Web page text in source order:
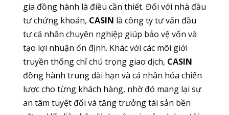
gia đồng hành là điều cần thiết. Đối với nhà đầu
tư chứng khoán, CASIN là công ty tư vấn đầu
tư cá nhân chuyên nghiệp giúp bảo vệ vốn và
tạo lợi nhuận ổn định. Khác với các môi giới
truyền thống chỉ chú trọng giao dịch, CASIN
đồng hành trung dài hạn và cá nhân hóa chiến
lược cho từng khách hàng, nhờ đó mang lại sự
an tâm tuyệt đối và tăng trưởng tài sản bền